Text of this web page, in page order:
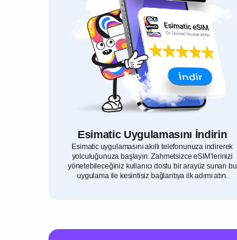
Esimatic Uygulamasını İndirin
Esimatic uygulamasını akıllı telefonunuza indirerek
yolculuğunuza başlayın. Zahmetsizce eSIM’lerinizi
yönetebileceğiniz kullanıcı dostu bir arayüz sunan bu
uygulama ile kesintisiz bağlantıya ilk adımı atın.